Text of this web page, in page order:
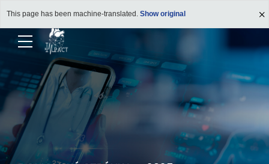
This page has been machine-translated. Show original